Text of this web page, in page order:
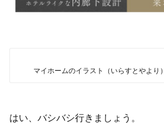
マイホームのイラスト（いらすとやより）
はい、バシバシ行きましょう。